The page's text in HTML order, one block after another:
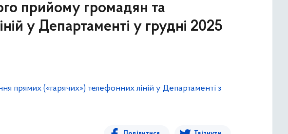
прийому громадян та
у Департаменті у грудні 2025
прямих («гарячих») телефонних ліній у Департаменті з